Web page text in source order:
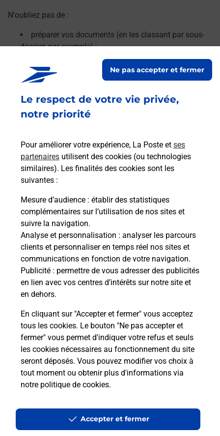
Le respect de votre vie privée,
notre priorité
Pour améliorer votre expérience, La Poste et ses
partenaires utilisent des cookies (ou technologies
similaires). Les finalités des cookies sont les
suivantes :
Mesure d’audience : établir des statistiques
complémentaires sur l’utilisation de nos sites et
suivre la navigation.
Analyse et personnalisation : analyser les parcours
clients et personnaliser en temps réel nos sites et
communications en fonction de votre navigation.
Publicité : permettre de vous adresser des publicités
en lien avec vos centres d’intérêts sur notre site et
en dehors.
En cliquant sur "Accepter et fermer" vous acceptez
tous les cookies. Le bouton "Ne pas accepter et
fermer" vous permet d'indiquer votre refus et seuls
les cookies nécessaires au fonctionnement du site
seront déposés. Vous pouvez modifier vos choix à
tout moment ou obtenir plus d'informations via
notre politique de cookies.
Ne pas accepter et fermer
Accepter et fermer
N'oubliez pas de :
préparer vos documents (en les classant par sous-
dossier, par exemple) ;
retirer les agrafes, trombones et décorner vos pages.
Le lien s'ouvre dans un nouvel onglet
Services
En savoir plus
Envoyer un colis
ALBERTVILLE (73200) ? Découvrez toutes les
solutions proposées par La Poste.
En savoir plus